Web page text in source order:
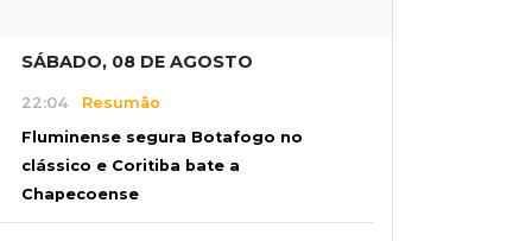
SÁBADO, 08 DE AGOSTO
22:04 Resumão
Fluminense segura Botafogo no
clássico e Coritiba bate a
Chapecoense